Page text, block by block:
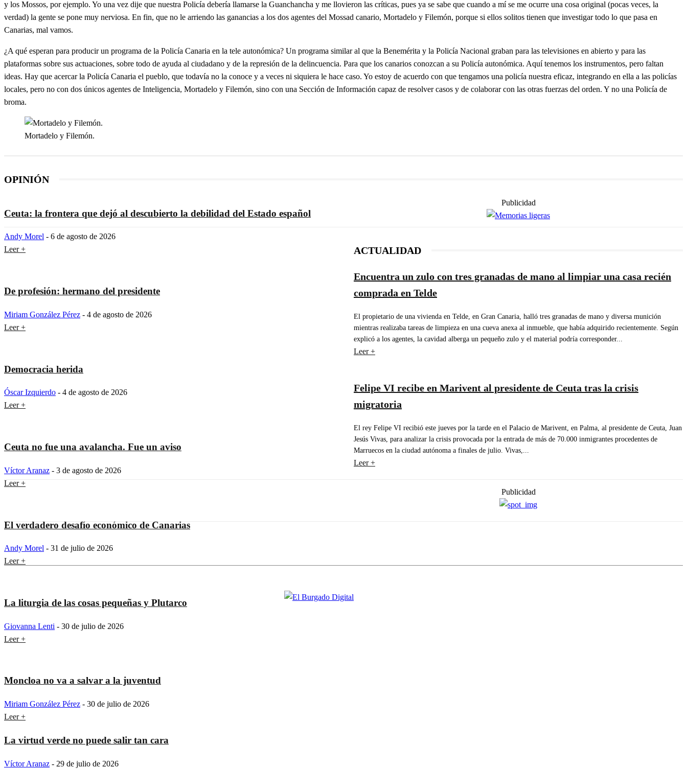
y los Mossos, por ejemplo. Yo una vez dije que nuestra Policía debería llamarse la Guanchancha y me llovieron las críticas, pues ya se sabe que cuando a mí se me ocurre una cosa original (pocas veces, la
verdad) la gente se pone muy nerviosa. En fin, que no le arriendo las ganancias a los dos agentes del Mossad canario, Mortadelo y Filemón, porque si ellos solitos tienen que investigar todo lo que pasa en
Canarias, mal vamos.
¿A qué esperan para producir un programa de la Policía Canaria en la tele autonómica? Un programa similar al que la Benemérita y la Policía Nacional graban para las televisiones en abierto y para las
plataformas sobre sus actuaciones, sobre todo de ayuda al ciudadano y de la represión de la delincuencia. Para que los canarios conozcan a su Policía autonómica. Aquí tenemos los instrumentos, pero faltan
ideas. Hay que acercar la Policía Canaria el pueblo, que todavía no la conoce y a veces ni siquiera le hace caso. Yo estoy de acuerdo con que tengamos una policía nuestra eficaz, integrando en ella a las policías
locales, pero no con dos únicos agentes de Inteligencia, Mortadelo y Filemón, sino con una Sección de Información capaz de resolver casos y de colaborar con las otras fuerzas del orden. Y no una Policía de
broma.
Mortadelo y Filemón.
OPINIÓN
Ceuta: la frontera que dejó al descubierto la debilidad del Estado español
Andy Morel - 6 de agosto de 2026
Leer +
De profesión: hermano del presidente
Miriam González Pérez - 4 de agosto de 2026
Leer +
Democracia herida
Óscar Izquierdo - 4 de agosto de 2026
Leer +
Ceuta no fue una avalancha. Fue un aviso
Víctor Aranaz - 3 de agosto de 2026
Leer +
El verdadero desafío económico de Canarias
Andy Morel - 31 de julio de 2026
Leer +
La liturgia de las cosas pequeñas y Plutarco
Giovanna Lenti - 30 de julio de 2026
Leer +
Moncloa no va a salvar a la juventud
Miriam González Pérez - 30 de julio de 2026
Leer +
La virtud verde no puede salir tan cara
Víctor Aranaz - 29 de julio de 2026
Publicidad
ACTUALIDAD
Encuentra un zulo con tres granadas de mano al limpiar una casa recién
comprada en Telde
El propietario de una vivienda en Telde, en Gran Canaria, halló tres granadas de mano y diversa munición
mientras realizaba tareas de limpieza en una cueva anexa al inmueble, que había adquirido recientemente. Según
explicó a los agentes, la cavidad alberga un pequeño zulo y el material podría corresponder...
Leer +
Felipe VI recibe en Marivent al presidente de Ceuta tras la crisis
migratoria
El rey Felipe VI recibió este jueves por la tarde en el Palacio de Marivent, en Palma, al presidente de Ceuta, Juan
Jesús Vivas, para analizar la crisis provocada por la entrada de más de 70.000 inmigrantes procedentes de
Marruecos en la ciudad autónoma a finales de julio. Vivas,...
Leer +
Publicidad